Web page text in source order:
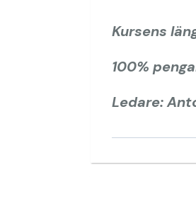
Kursens
100%
Ledare: